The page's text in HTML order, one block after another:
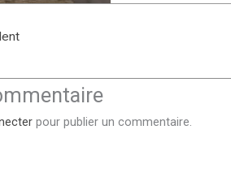
pour publier un commentaire.